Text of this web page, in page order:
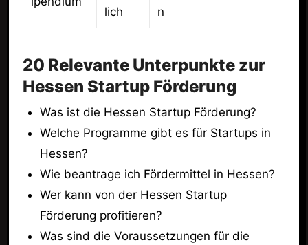
lich
n
20 Relevante Unterpunkte zur
Hessen Startup Förderung
Was ist die Hessen Startup Förderung?
Welche Programme gibt es für Startups in
Hessen?
Wie beantrage ich Fördermittel in Hessen?
Wer kann von der Hessen Startup
Förderung profitieren?
Was sind die Voraussetzungen für die